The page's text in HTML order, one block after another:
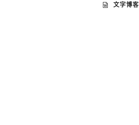
文字博客